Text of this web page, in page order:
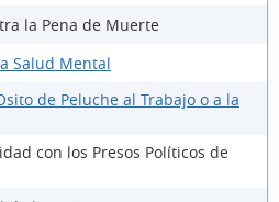
la Pena de Muerte
Salud Mental
de Peluche al Trabajo o a la
con los Presos Políticos de